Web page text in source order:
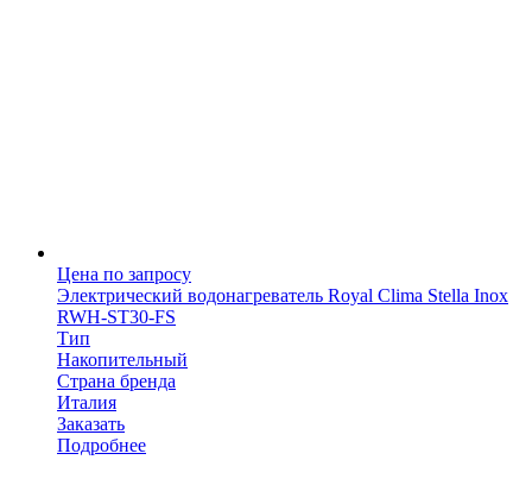
Цена по запросу
Электрический водонагреватель Royal Clima Stella Inox
RWH-ST30-FS
Тип
Накопительный
Страна бренда
Италия
Заказать
Подробнее